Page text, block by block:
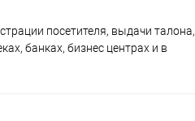
посетителя, выдачи талона,
банках, бизнес центрах и в